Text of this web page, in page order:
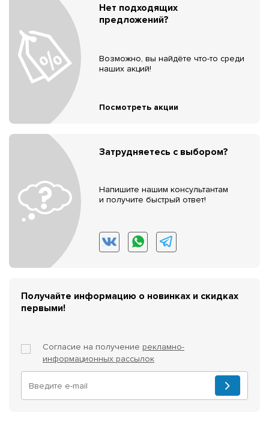
Нет подходящих
предложений?
Возможно, вы найдёте что-то среди
наших акций!
Посмотреть акции
Затрудняетесь с выбором?
Напишите нашим консультантам
и получите быстрый ответ!
Получайте информацию о новинках и скидках
первыми!
Согласие на получение рекламно-
информационных рассылок